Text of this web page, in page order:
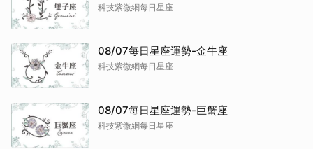
科技紫微網每日星座
08/07每日星座運勢-金牛座
科技紫微網每日星座
08/07每日星座運勢-巨蟹座
科技紫微網每日星座